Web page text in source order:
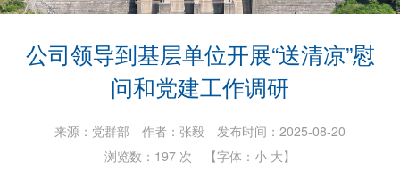
公司领导到基层单位开展“送清凉”慰
问和党建工作调研
来源： 党群部 作者： 张毅
发布时间：2025-08-20
浏览数： 197次 【字体：小 大】